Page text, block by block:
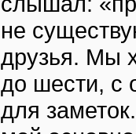
не
друзья. Мы
до шести, с
для